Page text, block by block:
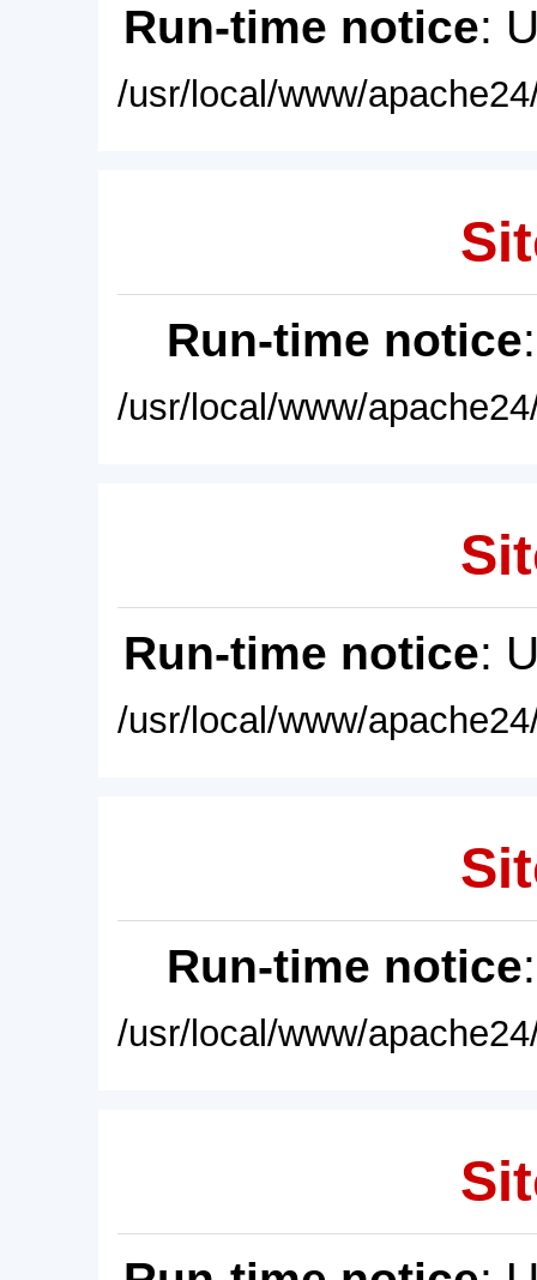
Run-time notice:
/usr/local/www/
Run-time notice
/usr/local/www/
Run-time notice:
/usr/local/www/
Run-time notice
/usr/local/www/